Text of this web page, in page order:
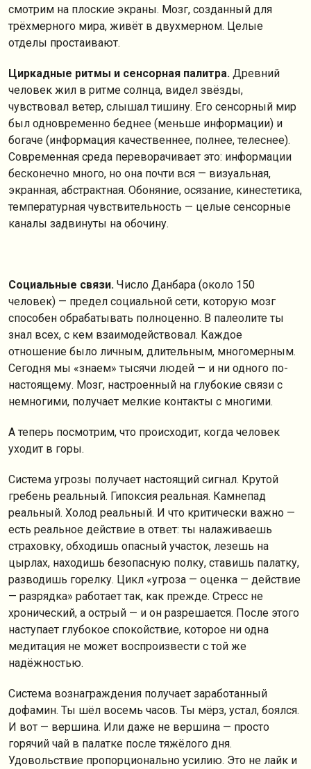
смотрим на плоские экраны. Мозг, созданный для
трёхмерного мира, живёт в двухмерном. Целые
отделы простаивают.
Циркадные ритмы и сенсорная палитра. Древний
человек жил в ритме солнца, видел звёзды,
чувствовал ветер, слышал тишину. Его сенсорный мир
был одновременно беднее (меньше информации) и
богаче (информация качественнее, полнее, телеснее).
Современная среда переворачивает это: информации
бесконечно много, но она почти вся — визуальная,
экранная, абстрактная. Обоняние, осязание, кинестетика,
температурная чувствительность — целые сенсорные
каналы задвинуты на обочину.
Социальные связи. Число Данбара (около 150
человек) — предел социальной сети, которую мозг
способен обрабатывать полноценно. В палеолите ты
знал всех, с кем взаимодействовал. Каждое
отношение было личным, длительным, многомерным.
Сегодня мы «знаем» тысячи людей — и ни одного по-
настоящему. Мозг, настроенный на глубокие связи с
немногими, получает мелкие контакты с многими.
А теперь посмотрим, что происходит, когда человек
уходит в горы.
Система угрозы получает настоящий сигнал. Крутой
гребень реальный. Гипоксия реальная. Камнепад
реальный. Холод реальный. И что критически важно —
есть реальное действие в ответ: ты налаживаешь
страховку, обходишь опасный участок, лезешь на
цырлах, находишь безопасную полку, ставишь палатку,
разводишь горелку. Цикл «угроза — оценка — действие
— разрядка» работает так, как прежде. Стресс не
хронический, а острый — и он разрешается. После этого
наступает глубокое спокойствие, которое ни одна
медитация не может воспроизвести с той же
надёжностью.
Система вознаграждения получает заработанный
дофамин. Ты шёл восемь часов. Ты мёрз, устал, боялся.
И вот — вершина. Или даже не вершина — просто
горячий чай в палатке после тяжёлого дня.
Удовольствие пропорционально усилию. Это не лайк и